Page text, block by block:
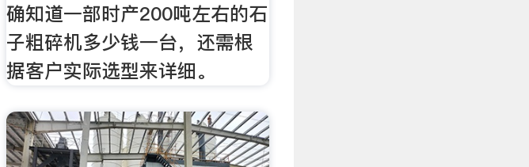
确知道一部时产200吨左右的石
子粗碎机多少钱一台，还需根
据客户实际选型来详细。